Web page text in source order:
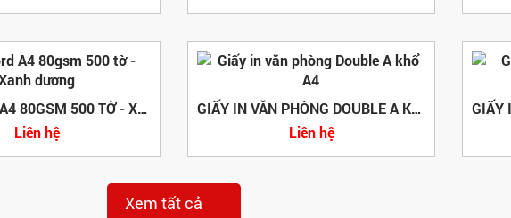
GIẤY FORD A4 80GSM 500 TỜ - XANH DƯƠNG
Liên hệ
GIẤY IN VĂN PHÒNG DOUBLE A KHỔ A4
Liên hệ
Xem tất cả